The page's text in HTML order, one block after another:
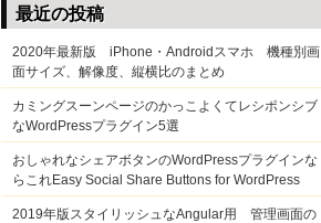
最近の投稿
2020年最新版 iPhone・Androidスマホ 機種別画
面サイズ、解像度、縦横比のまとめ
カミングスーンページのかっこよくてレシポンシブ
なWordPressプラグイン5選
おしゃれなシェアボタンのWordPressプラグインな
らこれEasy Social Share Buttons for WordPress
2019年版スタイリッシュなAngular用 管理画面の